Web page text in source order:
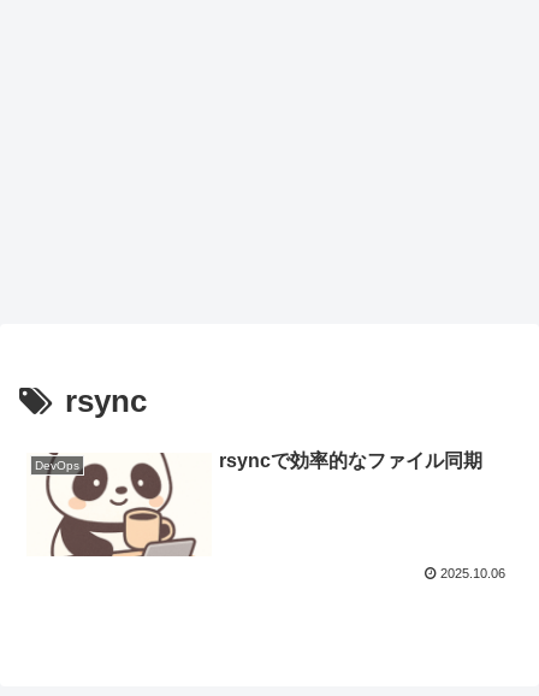
rsync
DevOps rsyncで効率的なファイル同期
2025.10.06